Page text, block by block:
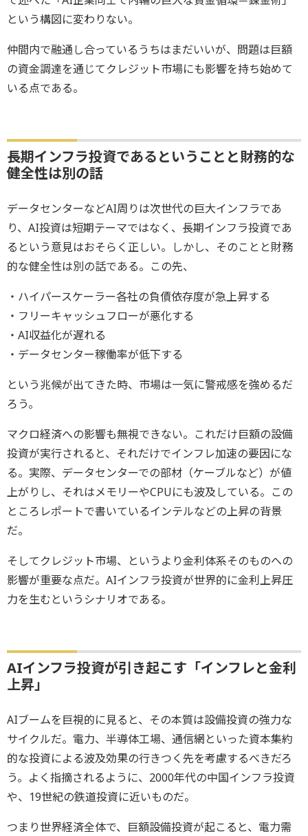
という構図に変わりない。
仲間内で融通し合っているうちはまだいいが、問題は巨額
の資金調達を通じてクレジット市場にも影響を持ち始めて
いる点である。
長期インフラ投資であるということと財務的な
健全性は別の話
データセンターなどAI周りは次世代の巨大インフラであ
り、AI投資は短期テーマではなく、長期インフラ投資であ
るという意見はおそらく正しい。しかし、そのことと財務
的な健全性は別の話である。この先、
・ハイパースケーラー各社の負債依存度が急上昇する
・フリーキャッシュフローが悪化する
・AI収益化が遅れる
・データセンター稼働率が低下する
という兆候が出てきた時、市場は一気に警戒感を強めるだ
ろう。
マクロ経済への影響も無視できない。これだけ巨額の設備
投資が実行されると、それだけでインフレ加速の要因にな
る。実際、データセンターでの部材（ケーブルなど）が値
上がりし、それはメモリーやCPUにも波及している。この
ところレポートで書いているインテルなどの上昇の背景
だ。
そしてクレジット市場、というより金利体系そのものへの
影響が重要な点だ。AIインフラ投資が世界的に金利上昇圧
力を生むというシナリオである。
AIインフラ投資が引き起こす「インフレと金利
上昇」
AIブームを巨視的に見ると、その本質は設備投資の強力な
サイクルだ。電力、半導体工場、通信網といった資本集約
的な投資による波及効果の行きつく先を考慮するべきだろ
う。よく指摘されるように、2000年代の中国インフラ投資
や、19世紀の鉄道投資に近いものだ。
つまり世界経済全体で、巨額設備投資が起こると、電力需